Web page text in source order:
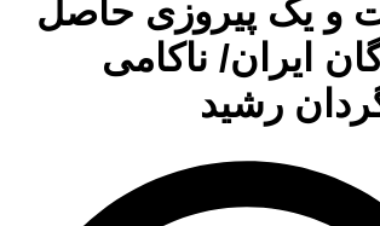
و یک پیروزی حاصل
ایران/ ناکامی
رشید